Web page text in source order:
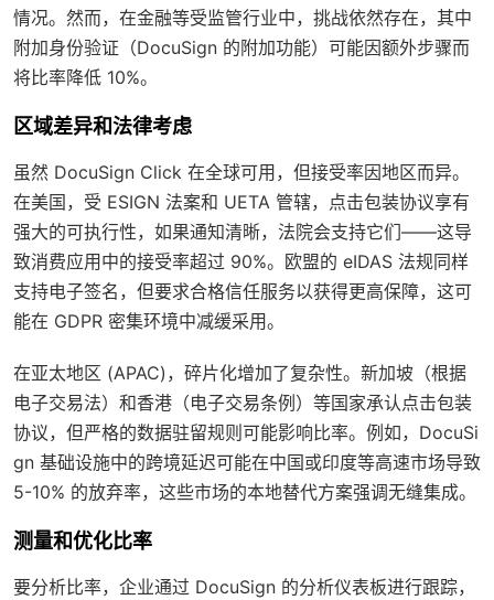
情况。然而，在金融等受监管行业中，挑战依然存在，其中
附加身份验证（DocuSign 的附加功能）可能因额外步骤而
将比率降低 10%。
区域差异和法律考虑
虽然 DocuSign Click 在全球可用，但接受率因地区而异。
在美国，受 ESIGN 法案和 UETA 管辖，点击包装协议享有
强大的可执行性，如果通知清晰，法院会支持它们——这导
致消费应用中的接受率超过 90%。欧盟的 eIDAS 法规同样
支持电子签名，但要求合格信任服务以获得更高保障，这可
能在 GDPR 密集环境中减缓采用。
在亚太地区 (APAC)，碎片化增加了复杂性。新加坡（根据
电子交易法）和香港（电子交易条例）等国家承认点击包装
协议，但严格的数据驻留规则可能影响比率。例如，DocuSi
gn 基础设施中的跨境延迟可能在中国或印度等高速市场导致
5-10% 的放弃率，这些市场的本地替代方案强调无缝集成。
测量和优化比率
要分析比率，企业通过 DocuSign 的分析仪表板进行跟踪，